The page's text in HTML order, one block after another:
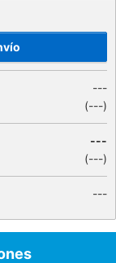
---
(---)
---
(---)
---